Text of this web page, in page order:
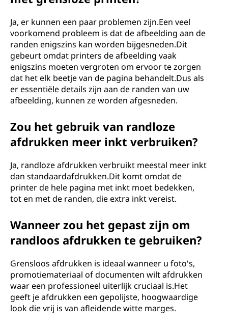
Ja, er kunnen een paar problemen zijn.Een veel
voorkomend probleem is dat de afbeelding aan de
randen enigszins kan worden bijgesneden.Dit
gebeurt omdat printers de afbeelding vaak
enigszins moeten vergroten om ervoor te zorgen
dat het elk beetje van de pagina behandelt.Dus als
er essentiële details zijn aan de randen van uw
afbeelding, kunnen ze worden afgesneden.
Zou het gebruik van randloze
afdrukken meer inkt verbruiken?
Ja, randloze afdrukken verbruikt meestal meer inkt
dan standaardafdrukken.Dit komt omdat de
printer de hele pagina met inkt moet bedekken,
tot en met de randen, die extra inkt vereist.
Wanneer zou het gepast zijn om
randloos afdrukken te gebruiken?
Grensloos afdrukken is ideaal wanneer u foto's,
promotiemateriaal of documenten wilt afdrukken
waar een professioneel uiterlijk cruciaal is.Het
geeft je afdrukken een gepolijste, hoogwaardige
look die vrij is van afleidende witte marges.